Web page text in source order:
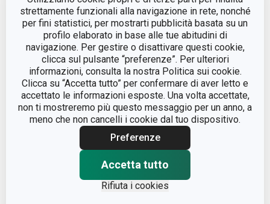
strettamente funzionali alla navigazione in rete, nonché
per fini statistici, per mostrarti pubblicità basata su un
profilo elaborato in base alle tue abitudini di
navigazione. Per gestire o disattivare questi cookie,
clicca sul pulsante “preferenze”. Per ulteriori
informazioni, consulta la nostra Politica sui cookie.
Clicca su “Accetta tutto” per confermare di aver letto e
accettato le informazioni esposte. Una volta accettate,
non ti mostreremo più questo messaggio per un anno, a
meno che non cancelli i cookie dal tuo dispositivo.
Preferenze
Accetta tutto
Rifiuta i cookies
Piatto TAVERNE ø 16 cm,
moka
Piatto TAVERNE ø 16 cm,
crema
Visualizza